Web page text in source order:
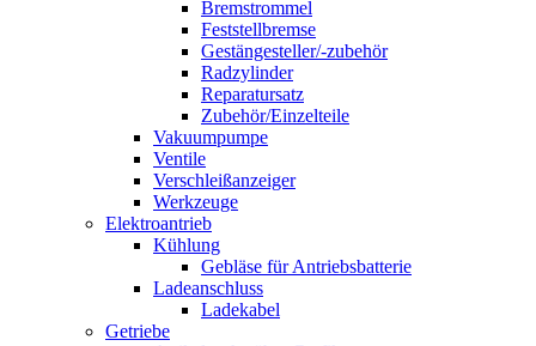
Bremstrommel
Feststellbremse
Gestängesteller/-zubehör
Radzylinder
Reparatursatz
Zubehör/Einzelteile
Vakuumpumpe
Ventile
Verschleißanzeiger
Werkzeuge
Elektroantrieb
Kühlung
Gebläse für Antriebsbatterie
Ladeanschluss
Ladekabel
Getriebe